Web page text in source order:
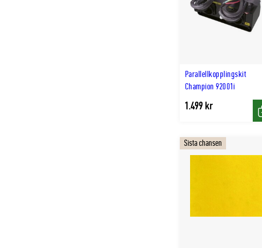
Parallellkopplingskit
Champion 92001i
1.499 kr
Sista chansen